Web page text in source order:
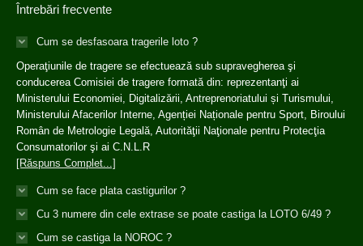
Întrebări frecvente
Cum se desfasoara tragerile loto ?
Operaţiunile de tragere se efectuează sub supravegherea şi
conducerea Comisiei de tragere formată din: reprezentanţi ai
Ministerului Economiei, Digitalizării, Antreprenoriatului și Turismului,
Ministerului Afacerilor Interne, Agenției Naționale pentru Sport, Biroului
Român de Metrologie Legală, Autorităţii Naţionale pentru Protecţia
Consumatorilor şi ai C.N.L.R
[Răspuns Complet...]
Cum se face plata castigurilor ?
Cu 3 numere din cele extrase se poate castiga la LOTO 6/49 ?
Cum se castiga la NOROC ?